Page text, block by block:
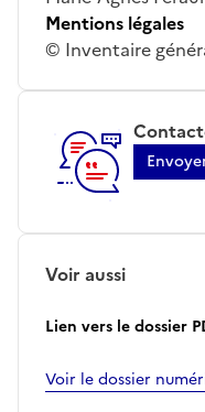
Mentions légales
© Inventaire
Voir aussi
Lien vers le dossier
Voir le dossier